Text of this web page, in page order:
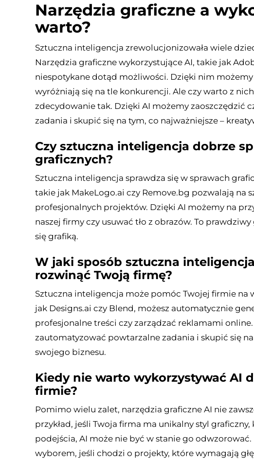
Narzędzia graficzne a
warto?
Sztuczna inteligencja zrewolucjonizowała wiele
Narzędzia graficzne wykorzystujące AI, takie jak
niespotykane dotąd możliwości. Dzięki nim
wyróżniają się na tle konkurencji. Ale czy warto z
zdecydowanie tak. Dzięki AI możemy zaoszczędzić
zadania i skupić się na tym, co najważniejsze –
Czy sztuczna inteligencja dobrze
graficznych?
Sztuczna inteligencja sprawdza się w sprawach
takie jak MakeLogo.ai czy Remove.bg pozwalają na
profesjonalnych projektów. Dzięki AI możemy na
naszej firmy czy usuwać tło z obrazów. To
się grafiką.
W jaki sposób sztuczna
rozwinąć Twoją firmę?
Sztuczna inteligencja może pomóc Twojej firmie na
jak Designs.ai czy Blend, możesz automatycznie
profesjonalne treści czy zarządzać reklamami
zautomatyzować powtarzalne zadania i skupić się
swojego biznesu.
Kiedy nie warto wykorzystywać AI
firmie?
Pomimo wielu zalet, narzędzia graficzne AI nie
przykład, jeśli Twoja firma ma unikalny styl
podejścia, AI może nie być w stanie go
wyborem, jeśli chodzi o projekty, które wymagają